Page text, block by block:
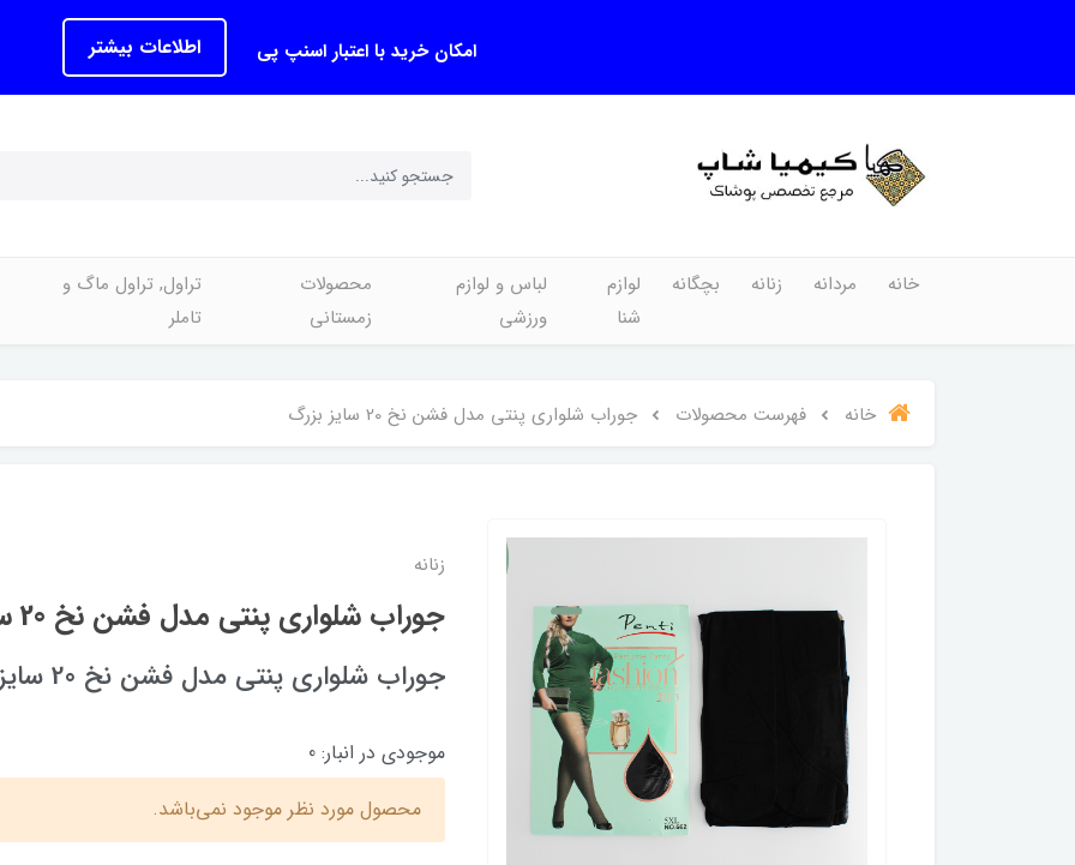
امکان خرید با اعتبار اسنپ پی اطلاعات بیشتر
خانه مردانه زنانه بچگانه
لوازم
شنا
لباس و لوازم
ورزشی
محصولات
زمستانی
تراول, تراول ماگ و
تاملر
خانه فهرست محصولات جوراب شلواری پنتی مدل فشن نخ 20 سایز بزرگ
زنانه
جوراب شلواری پنتی مدل فشن نخ 20 سایز بزرگ
جوراب شلواری پنتی مدل فشن نخ 20 سایز بزرگ
موجودی در انبار:0
محصول مورد نظر موجود نمی‌باشد.